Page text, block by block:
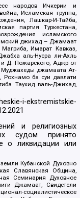
народов Ичкерии и
Исламская группа,
Лашкар-И-Тайба,
партия Туркестана,
исламского
джихад – Джамаат
Имарат Кавказ,
аль-Нусра ли-Ахль
Д. Пожарского, Аджр от
Муджахеды джамаата Ат-
Рохнамо ба суи давлати
Таухид валь-Джихад,
i-ekstremistskie-
и религиозных
судом принято
о ликвидации или
Кубанской Духовно
Славянская Община,
Семинария Духовное
Джамаат, Свидетели
социалистическое